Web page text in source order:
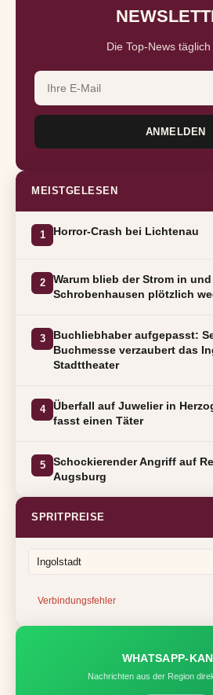
Die Top-News
ANMELDEN
MEISTGELESEN
1 Horror-Crash bei Lichtenau
2
Warum blieb der Strom in
Schrobenhausen plötzlich
3
Buchliebhaber aufgepasst:
Buchmesse verzaubert das
Stadttheater
4
Überfall auf Juwelier in
fasst einen Täter
5
Schockierender Angriff auf
Augsburg
SPRITPREISE
Verbindungsfehler
WHATSAPP-
Nachrichten aus der Region